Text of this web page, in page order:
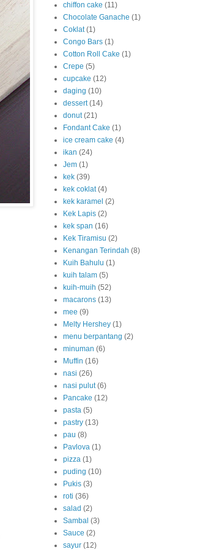
chiffon cake (11)
Chocolate Ganache (1)
Coklat (1)
Congo Bars (1)
Cotton Roll Cake (1)
Crepe (5)
cupcake (12)
daging (10)
dessert (14)
donut (21)
Fondant Cake (1)
ice cream cake (4)
ikan (24)
Jem (1)
kek (39)
kek coklat (4)
kek karamel (2)
Kek Lapis (2)
kek span (16)
Kek Tiramisu (2)
Kenangan Terindah (8)
Kuih Bahulu (1)
kuih talam (5)
kuih-muih (52)
macarons (13)
mee (9)
Melty Hershey (1)
menu berpantang (2)
minuman (6)
Muffin (16)
nasi (26)
nasi pulut (6)
Pancake (12)
pasta (5)
pastry (13)
pau (8)
Pavlova (1)
pizza (1)
puding (10)
Pukis (3)
roti (36)
salad (2)
Sambal (3)
Sauce (2)
sayur (12)